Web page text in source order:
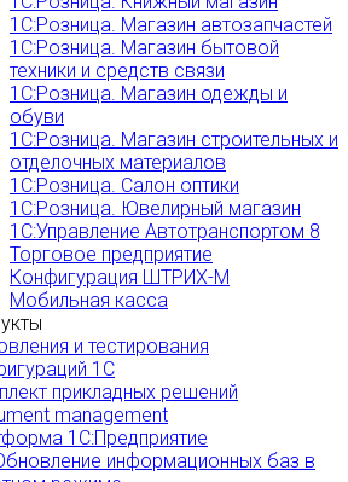
1С:Розница. Магазин автозапчастей
1С:Розница. Магазин бытовой
техники и средств связи
1С:Розница. Магазин одежды и
обуви
1С:Розница. Магазин строительных и
отделочных материалов
1С:Розница. Салон оптики
1С:Розница. Ювелирный магазин
1С:Управление Автотранспортом 8
Торговое предприятие
Конфигурация ШТРИХ-М
Мобильная касса
и тестирования
1С
прикладных решений
management
1С:Предприятие
информационных баз в